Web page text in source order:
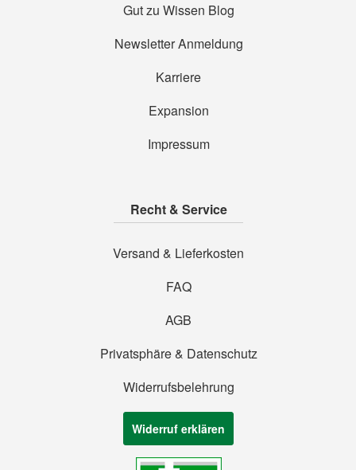
Gut zu Wissen Blog
Newsletter Anmeldung
Karriere
Expansion
Impressum
Recht & Service
Versand & Lieferkosten
FAQ
AGB
Privatsphäre & Datenschutz
Widerrufsbelehrung
Widerruf erklären